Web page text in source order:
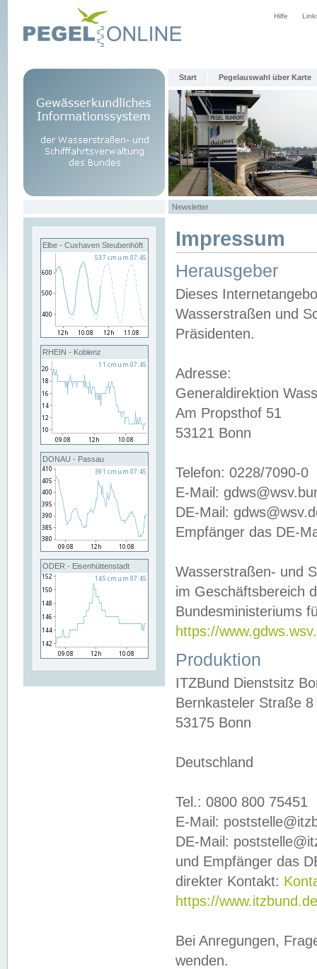
Hilfe
Start Pegelauswahl über Karte
Newsletter
Elbe - Cuxhaven Steubenhöft
RHEIN - Koblenz
DONAU - Passau
ODER - Eisenhüttenstadt
Impressum
Herausgeber
Dieses
Wasserstraßen und
Präsidenten.
Adresse:
Generaldirektion
Am Propsthof 51
53121 Bonn
Telefon: 0228/7090-0
E-Mail:
DE-Mail:
Empfänger das DE-
Wasserstraßen- und
im Geschäftsbereich
Bundesministeriums
https://
Produktion
ITZBund Dienstsitz
Bernkasteler Straße 8
53175 Bonn
Deutschland
Tel.: 0800 800 75451
E-Mail:
DE-Mail:
und Empfänger das
direkter Kontakt:
https://
Bei Anregungen,
wenden.